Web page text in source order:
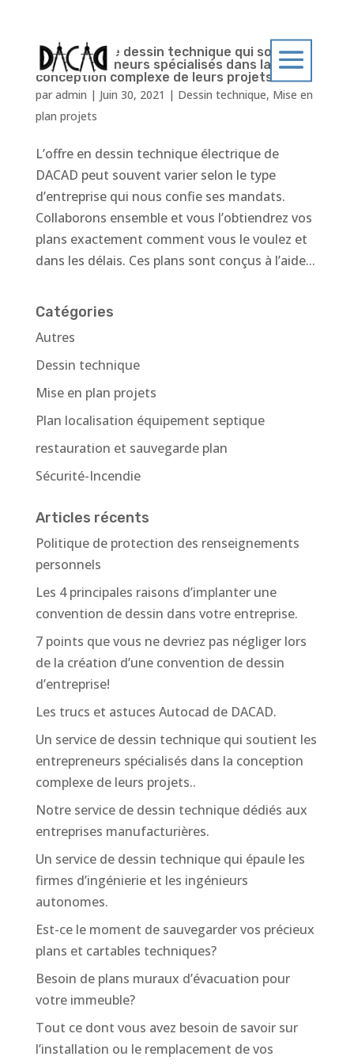
Un service de dessin technique qui soutient
les entrepreneurs spécialisés dans la
conception complexe de leurs projets..
par admin | Juin 30, 2021 | Dessin technique, Mise en
plan projets
L’offre en dessin technique électrique de
DACAD peut souvent varier selon le type
d’entreprise qui nous confie ses mandats.
Collaborons ensemble et vous l’obtiendrez vos
plans exactement comment vous le voulez et
dans les délais. Ces plans sont conçus à l’aide...
Catégories
Autres
Dessin technique
Mise en plan projets
Plan localisation équipement septique
restauration et sauvegarde plan
Sécurité-Incendie
Articles récents
Politique de protection des renseignements
personnels
Les 4 principales raisons d’implanter une
convention de dessin dans votre entreprise.
7 points que vous ne devriez pas négliger lors
de la création d’une convention de dessin
d’entreprise!
Les trucs et astuces Autocad de DACAD.
Un service de dessin technique qui soutient les
entrepreneurs spécialisés dans la conception
complexe de leurs projets..
Notre service de dessin technique dédiés aux
entreprises manufacturières.
Un service de dessin technique qui épaule les
firmes d’ingénierie et les ingénieurs
autonomes.
Est-ce le moment de sauvegarder vos précieux
plans et cartables techniques?
Besoin de plans muraux d’évacuation pour
votre immeuble?
Tout ce dont vous avez besoin de savoir sur
l’installation ou le remplacement de vos